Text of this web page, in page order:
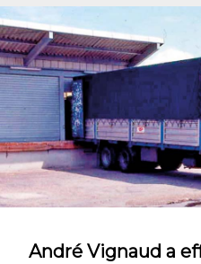
André Vignaud a